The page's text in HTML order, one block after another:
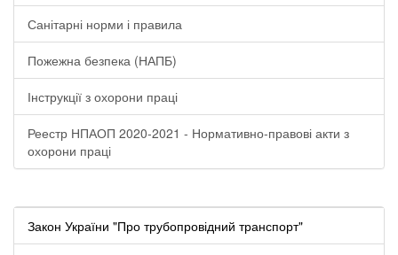
Санітарні норми і правила
Пожежна безпека (НАПБ)
Інструкції з охорони праці
Реестр НПАОП 2020-2021 - Нормативно-правові акти з
охорони праці
Закон України "Про трубопровідний транспорт"